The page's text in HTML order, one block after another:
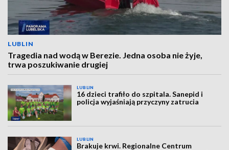
LUBLIN
Tragedia nad wodą w Berezie. Jedna osoba nie żyje,
trwa poszukiwanie drugiej
LUBLIN
16 dzieci trafiło do szpitala. Sanepid i
policja wyjaśniają przyczyny zatrucia
LUBLIN
Brakuje krwi. Regionalne Centrum